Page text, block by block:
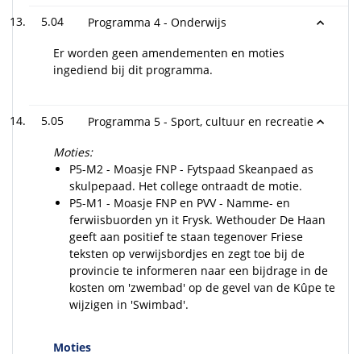
5.04
Programma 4 - Onderwijs
Er worden geen amendementen en moties
ingediend bij dit programma.
5.05
Programma 5 - Sport, cultuur en recreatie
Moties:
P5-M2 - Moasje FNP - Fytspaad Skeanpaed as
skulpepaad. Het college ontraadt de motie.
P5-M1 - Moasje FNP en PVV - Namme- en
ferwiisbuorden yn it Frysk. Wethouder De Haan
geeft aan positief te staan tegenover Friese
teksten op verwijsbordjes en zegt toe bij de
provincie te informeren naar een bijdrage in de
kosten om 'zwembad' op de gevel van de Kûpe te
wijzigen in 'Swimbad'.
Moties